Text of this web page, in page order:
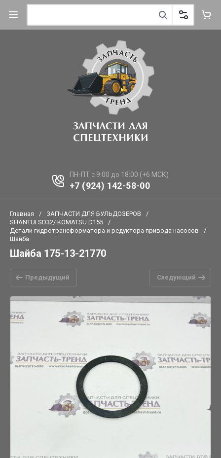
ПН-ПТ с 9:00 до 18:00 (+6 МСК)
+7 (924) 142-58-00
Главная / ЗАПЧАСТИ ДЛЯ БУЛЬДОЗЕРОВ
/
SHANTUI SD32/ KOMATSU D155
/
Детали гидротрансформатора и редуктора привода насосов
/
Шайба
Шайба 175-13-21770
Предыдущий Следующий